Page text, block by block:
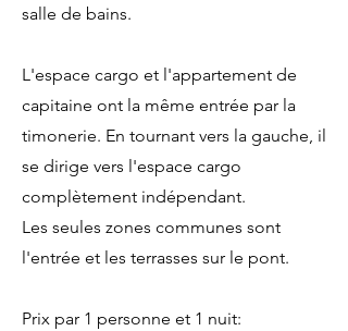
salle de bains.
L'espace cargo et l'appartement de
capitaine ont la même entrée par la
timonerie. En tournant vers la gauche, il
se dirige vers l'espace cargo
complètement indépendant.
Les seules zones communes sont
l'entrée et les terrasses sur le pont.
Prix par 1 personne et 1 nuit: